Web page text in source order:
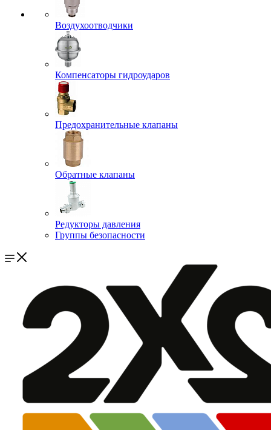
Воздухоотводчики
Компенсаторы гидроударов
Предохранительные клапаны
Обратные клапаны
Редукторы давления
Группы безопасности